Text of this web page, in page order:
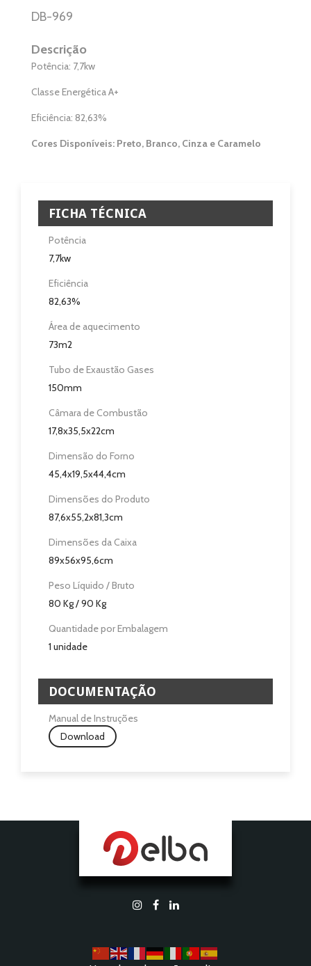
Casa de Banho
Revendedores
DB-969
Descrição
Potência: 7,7kw
Classe Energética A+
Eficiência: 82,63%
Cores Disponíveis: Preto, Branco, Cinza e Caramelo
FICHA TÉCNICA
Potência
7,7kw
Eficiência
82,63%
Área de aquecimento
73m2
Tubo de Exaustão Gases
150mm
Câmara de Combustão
17,8x35,5x22cm
Dimensão do Forno
45,4x19,5x44,4cm
Dimensões do Produto
87,6x55,2x81,3cm
Dimensões da Caixa
89x56x95,6cm
Peso Líquido / Bruto
80 Kg / 90 Kg
Quantidade por Embalagem
1 unidade
DOCUMENTAÇÃO
Manual de Instruções
Download